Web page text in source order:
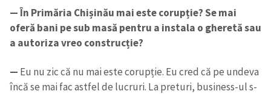
— În Primăria Chișinău mai este corupție? Se mai
oferă bani pe sub masă pentru a instala o gheretă sau
a autoriza vreo construcție?
— Eu nu zic că nu mai este corupție. Eu cred că pe undeva
încă se mai fac astfel de lucruri. La preturi, business-ul s-